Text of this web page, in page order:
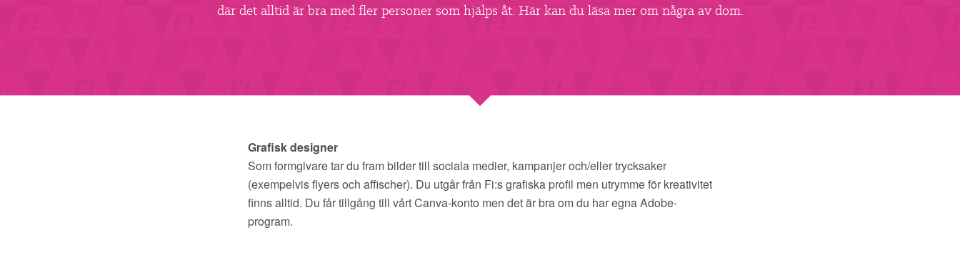
där det alltid är bra med fler personer som hjälps åt. Här kan du läsa mer om några av dom.
Grafisk designer
Som formgivare tar du fram bilder till sociala medier, kampanjer och/eller trycksaker
(exempelvis flyers och affischer). Du utgår från Fi:s grafiska profil men utrymme för kreativitet
finns alltid. Du får tillgång till vårt Canva-konto men det är bra om du har egna Adobe-
program.